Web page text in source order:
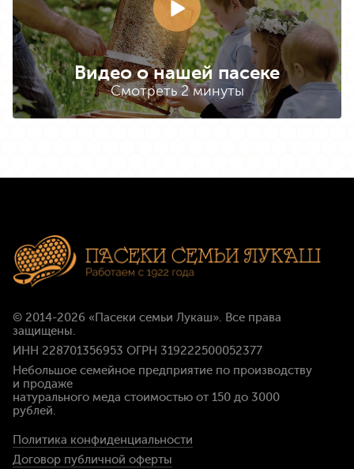
Видео о нашей пасеке
Смотреть 2 минуты
© 2014-2026 «Пасеки семьи Лукаш». Все права
защищены.
ИНН 228701356953 ОГРН 319222500052377
Небольшое семейное предприятие по производству
и продаже
натурального меда стоимостью от 150 до 3000
рублей.
Политика конфиденциальности
Договор публичной оферты